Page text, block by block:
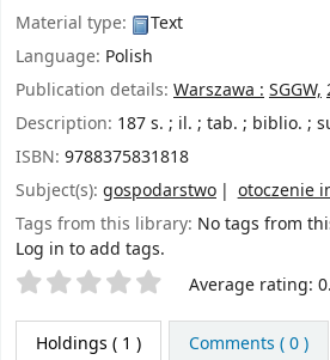
Material type:
Text
Language: Polish
Publication details: Warszawa :SGGW,
Description: 187 s. ; il. ; tab. ; biblio. ;
ISBN: 9788375831818
Subject(s): gospodarstwo
otoczenie
Tags from this library: No tags from
Log in to add tags.
Star ratings Average rating:
Holdings ( 1 ) Comments ( 0 )